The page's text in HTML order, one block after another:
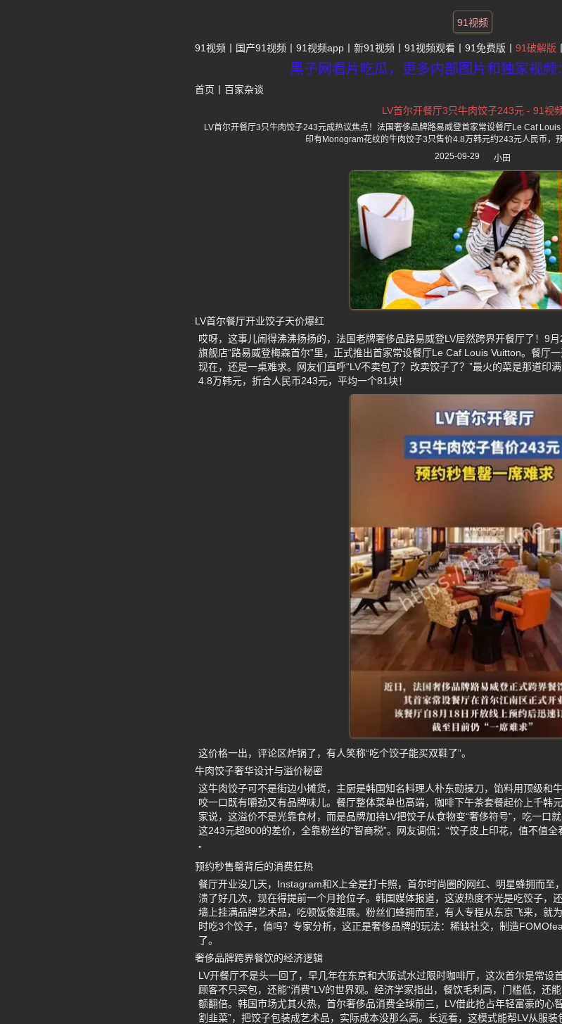
91视频
91视频 国产91视频 91视频app 新91视频 91视频观看 91免费版 91破解版
黑子网看片吃瓜，更多内部图片和独家视
首页 百家杂谈
LV首尔开餐厅3只牛肉饺子243元 - 91视
LV首尔开餐厅3只牛肉饺子243元成热议焦点！法国奢侈品牌路易威登首家常设餐厅Le Caf
印有Monogram花纹的牛肉饺子3只售价4.8万韩元约243元人民币，
2025-09-29
小田
LV首尔餐厅开业饺子天价爆红
哎呀，这事儿闹得沸沸扬扬的，法国老牌奢侈品路易威登LV居然跨界开餐厅了！9
旗舰店“路易威登梅森首尔”里，正式推出首家常设餐厅Le Caf Louis Vuitton。餐厅
现在，还是一桌难求。网友们直呼“LV不卖包了？改卖饺子了？”最火的菜是那道印
4.8万韩元，折合人民币243元，平均一个81块！
这价格一出，评论区炸锅了，有人笑称“吃个饺子能买双鞋了”。
牛肉饺子奢华设计与溢价秘密
这牛肉饺子可不是街边小摊货，主厨是韩国知名料理人朴东勋操刀，馅料用顶级和
咬一口既有嚼劲又有品牌味儿。餐厅整体菜单也高端，咖啡下午茶套餐起价上千韩
家说，这溢价不是光靠食材，而是品牌加持LV把饺子从食物变“奢侈符号”，吃一口
这243元超800的差价，全靠粉丝的“智商税”。网友调侃：“饺子皮上印花，值不值全
”
预约秒售罄背后的消费狂热
餐厅开业没几天，Instagram和X上全是打卡照，首尔时尚圈的网红、明星蜂拥而至
溃了好几次，现在得提前一个月抢位子。韩国媒体报道，这波热度不光是吃饺子，
墙上挂满品牌艺术品，吃顿饭像逛展。粉丝们蜂拥而至，有人专程从东京飞来，就
时吃3个饺子，值吗？专家分析，这正是奢侈品牌的玩法：稀缺社交，制造
了。
奢侈品牌跨界餐饮的经济逻辑
LV开餐厅不是头一回了，早几年在东京和大阪试水过限时咖啡厅，这次首尔是常设
顾客不只买包，还能“消费”LV的世界观。经济学家指出，餐饮毛利高，门槛低，还
额翻倍。韩国市场尤其火热，首尔奢侈品消费全球前三，LV借此抢占年轻富豪的心
割韭菜”，把饺子包装成艺术品，实际成本没那么高。长远看，这模式能帮LV从服装